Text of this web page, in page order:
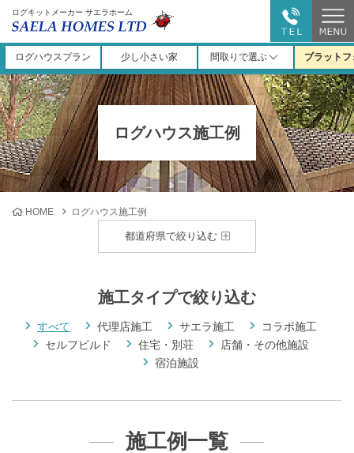
ログキットメーカー サエラホーム
ログハウスプラン 少し小さい家 間取りで選ぶ プラット
ログハウス施工例
HOME ログハウス施工例
都道府県で絞り込む
施工タイプで絞り込む
すべて 代理店施工 サエラ施工
コラボ施工
セルフビルド
住宅・別荘
店舗・その他施設
宿泊施設
施工例一覧